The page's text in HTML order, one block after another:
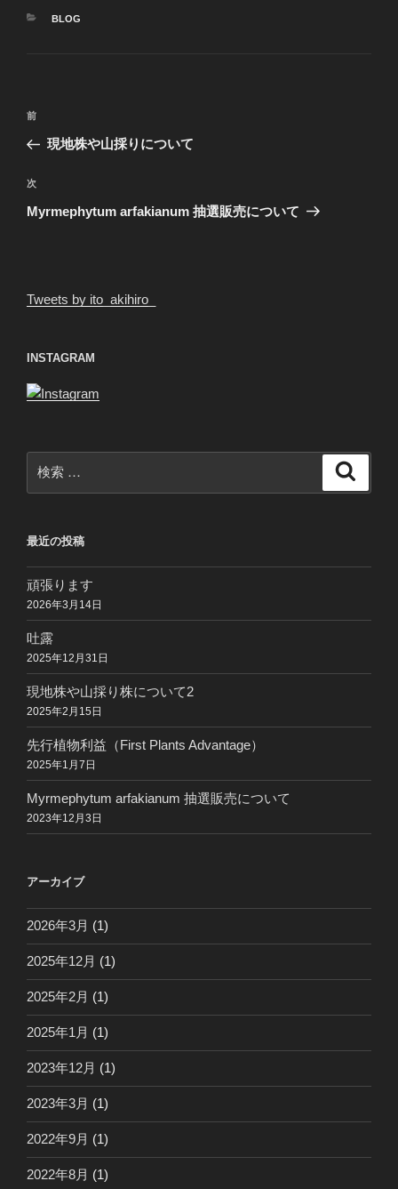
カ
BLOG
投
ナ
ビ
ゲ
ン
過
去
投
前
現地株や山採りについて
次
の
次
Myrmephytum arfakianum 抽選販売について
Tweets by ito_akihiro_
INSTAGRAM
索:
最近の投稿
頑張ります
2026年3月14日
吐露
2025年12月31日
現地株や山採り株について2
2025年2月15日
先行植物利益（First Plants Advantage）
2025年1月7日
Myrmephytum arfakianum 抽選販売について
2023年12月3日
アーカイブ
2026年3月 (1)
2025年12月 (1)
2025年2月 (1)
2025年1月 (1)
2023年12月 (1)
2023年3月 (1)
2022年9月 (1)
2022年8月 (1)